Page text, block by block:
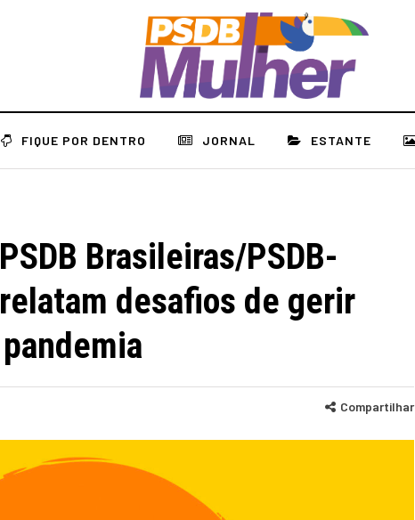
FIQUE POR DENTRO JORNAL ESTANTE
Brasileiras/PSDB-
desafios de gerir
Compartilhar